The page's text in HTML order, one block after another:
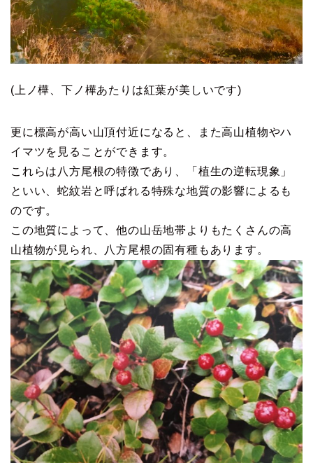
(上ノ樺、下ノ樺あたりは紅葉が美しいです)
更に標高が高い山頂付近になると、また高山植物やハ
イマツを見ることができます。
これらは八方尾根の特徴であり、「植生の逆転現象」
といい、蛇紋岩と呼ばれる特殊な地質の影響によるも
のです。
この地質によって、他の山岳地帯よりもたくさんの高
山植物が見られ、八方尾根の固有種もあります。